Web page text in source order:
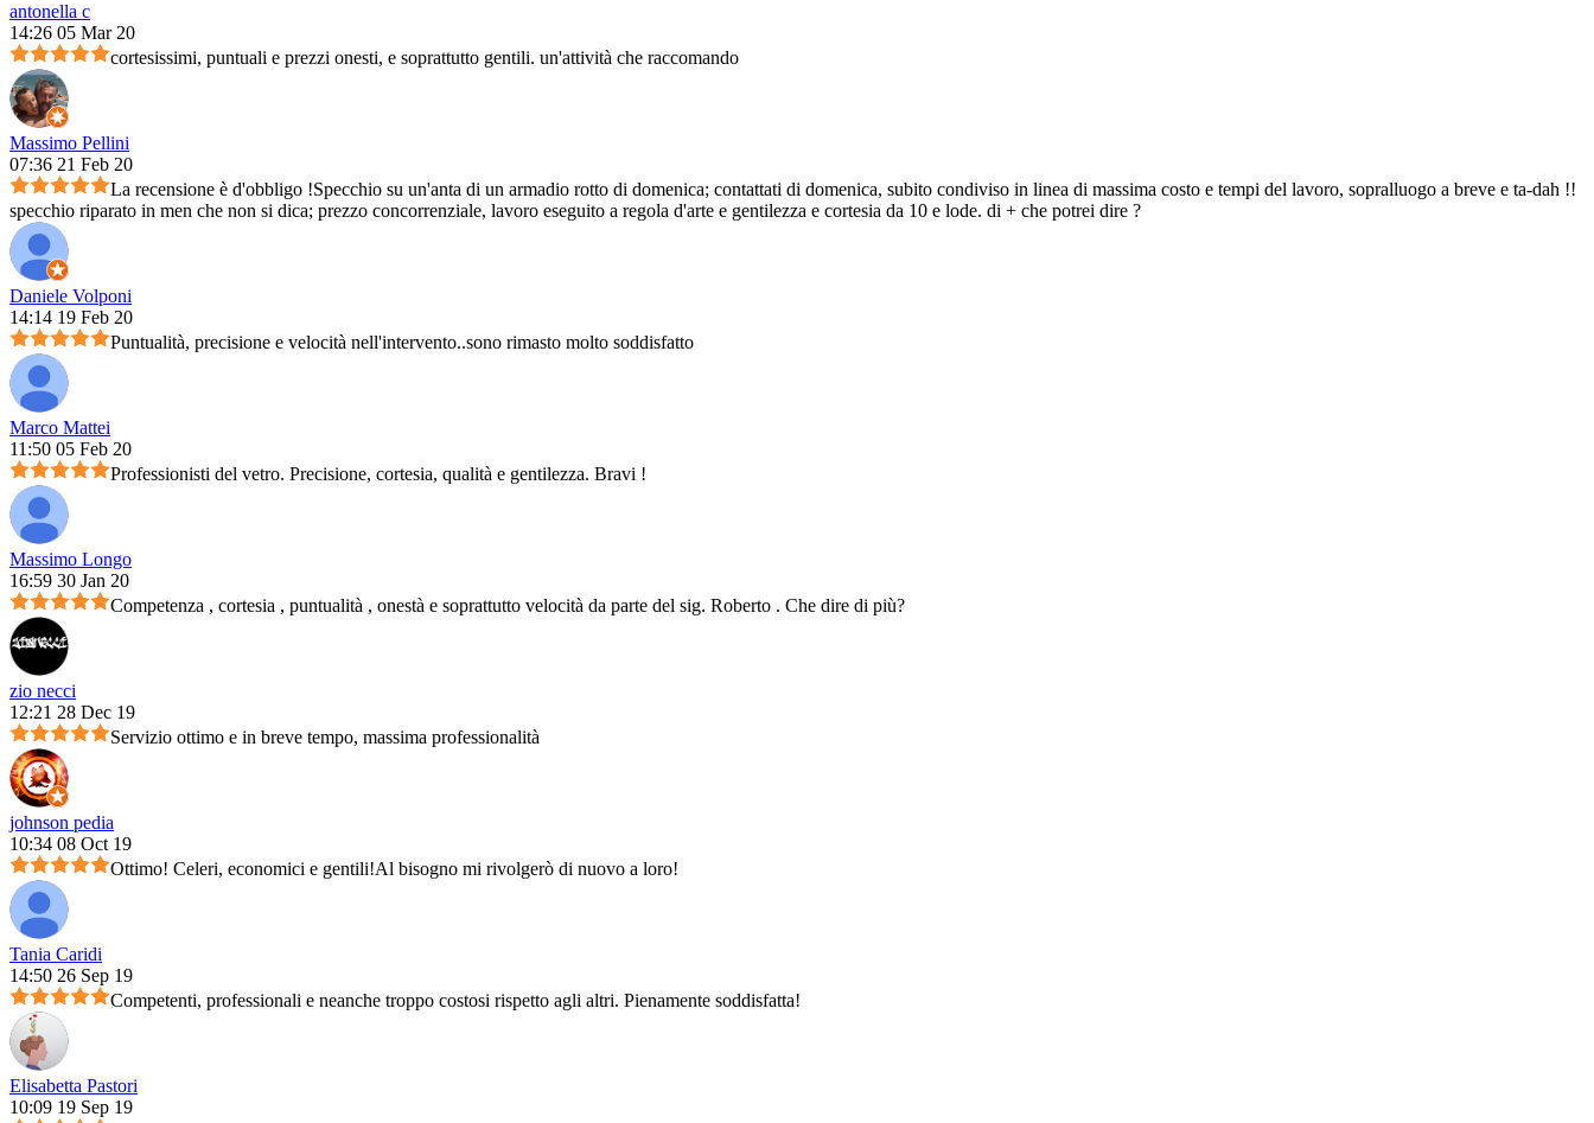
antonella c
14:26 05 Mar 20
cortesissimi, puntuali e prezzi onesti, e soprattutto gentili. un'attività che raccomando
Massimo Pellini
07:36 21 Feb 20
La recensione è d'obbligo !Specchio su un'anta di un armadio rotto di domenica; contattati di domenica, subito condiviso in linea di massima costo e tempi del lavoro, sopralluogo a breve e ta-dah !!
specchio riparato in men che non si dica; prezzo concorrenziale, lavoro eseguito a regola d'arte e gentilezza e cortesia da 10 e lode. di + che potrei dire ?
Daniele Volponi
14:14 19 Feb 20
Puntualità, precisione e velocità nell'intervento..sono rimasto molto soddisfatto
Marco Mattei
11:50 05 Feb 20
Professionisti del vetro. Precisione, cortesia, qualità e gentilezza. Bravi !
Massimo Longo
16:59 30 Jan 20
Competenza , cortesia , puntualità , onestà e soprattutto velocità da parte del sig. Roberto . Che dire di più?
zio necci
12:21 28 Dec 19
Servizio ottimo e in breve tempo, massima professionalità
johnson pedia
10:34 08 Oct 19
Ottimo! Celeri, economici e gentili!Al bisogno mi rivolgerò di nuovo a loro!
Tania Caridi
14:50 26 Sep 19
Competenti, professionali e neanche troppo costosi rispetto agli altri. Pienamente soddisfatta!
Elisabetta Pastori
10:09 19 Sep 19